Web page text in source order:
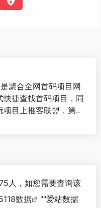
聚合全网首码项目网
捷查找首码项目，同
目上推客联盟，第..
人，如您需要查询该
数据 ""爱站数据